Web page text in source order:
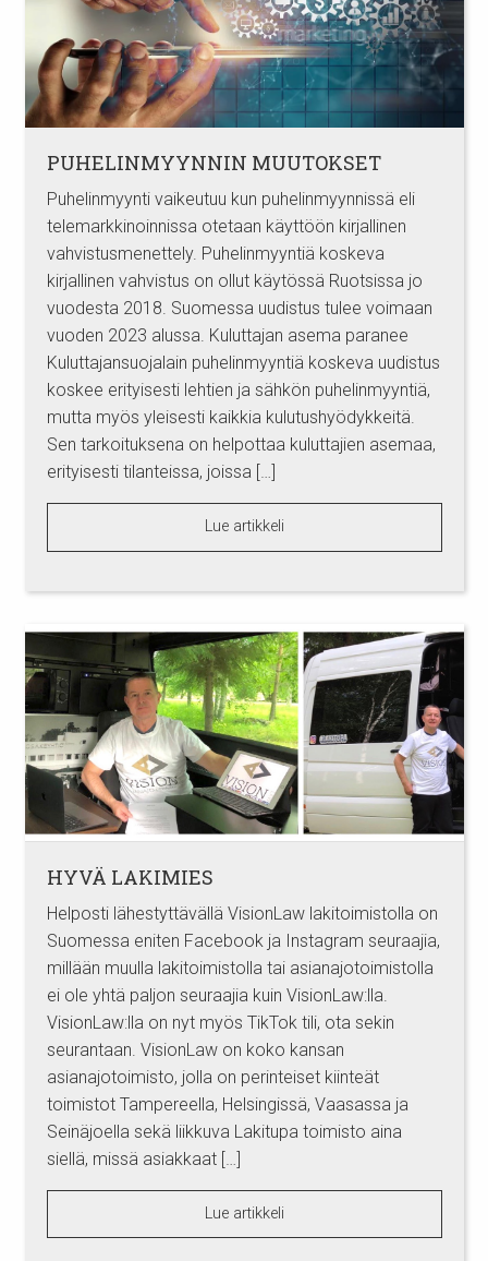
PUHELINMYYNNIN MUUTOKSET
Puhelinmyynti vaikeutuu kun puhelinmyynnissä eli
telemarkkinoinnissa otetaan käyttöön kirjallinen
vahvistusmenettely. Puhelinmyyntiä koskeva
kirjallinen vahvistus on ollut käytössä Ruotsissa jo
vuodesta 2018. Suomessa uudistus tulee voimaan
vuoden 2023 alussa. Kuluttajan asema paranee
Kuluttajansuojalain puhelinmyyntiä koskeva uudistus
koskee erityisesti lehtien ja sähkön puhelinmyyntiä,
mutta myös yleisesti kaikkia kulutushyödykkeitä.
Sen tarkoituksena on helpottaa kuluttajien asemaa,
erityisesti tilanteissa, joissa […]
Lue artikkeli
HYVÄ LAKIMIES
Helposti lähestyttävällä VisionLaw lakitoimistolla on
Suomessa eniten Facebook ja Instagram seuraajia,
millään muulla lakitoimistolla tai asianajotoimistolla
ei ole yhtä paljon seuraajia kuin VisionLaw:lla.
VisionLaw:lla on nyt myös TikTok tili, ota sekin
seurantaan. VisionLaw on koko kansan
asianajotoimisto, jolla on perinteiset kiinteät
toimistot Tampereella, Helsingissä, Vaasassa ja
Seinäjoella sekä liikkuva Lakitupa toimisto aina
siellä, missä asiakkaat […]
Lue artikkeli